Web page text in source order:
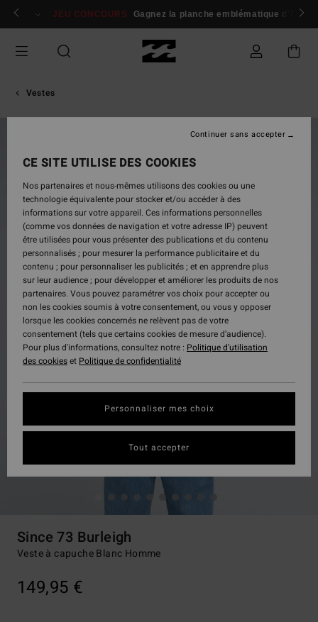
Passer
Se connecter / s'inscrire
JEU CONCOURS Gagnez la planche emblématique d'Andy
Vestes
Since 73 Burleigh
Veste à capuche Blanc Homme
149,95 €
CE SITE UTILISE DES COOKIES
Nos partenaires et nous-mêmes utilisons des cookies ou une
technologie équivalente pour stocker et/ou accéder à des
informations sur votre appareil. Ces informations personnelles
(comme vos données de navigation et votre adresse IP) peuvent
être utilisées pour vous présenter des publications et du contenu
personnalisés ; pour mesurer la performance publicitaire et du
contenu ; pour personnaliser les publicités ; et en apprendre plus
sur leur audience ; pour développer et améliorer les produits de nos
partenaires. Vous pouvez paramétrer vos choix pour accepter ou
non les cookies soumis à votre consentement, ou vous y opposer
lorsque les cookies concernés ne relèvent pas de votre
consentement (tels que certains cookies de mesure d’audience).
Pour plus d'informations, consultez notre : Politique d'utilisation
des cookieset Politique de confidentialité
Personnaliser mes choix
Continuer sans accepter
Tout accepter